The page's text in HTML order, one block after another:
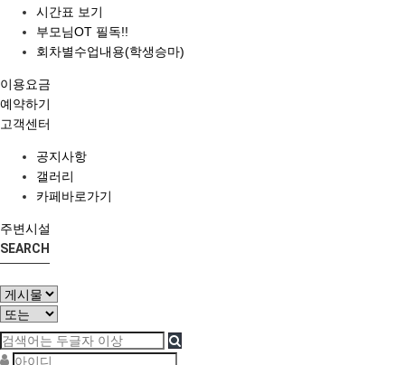
시간표 보기
부모님OT 필독!!
회차별수업내용(학생승마)
이용요금
예약하기
고객센터
공지사항
갤러리
카페바로가기
주변시설
SEARCH